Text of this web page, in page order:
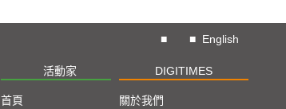
■ ■ English
活動家 DIGITIMES
首頁
關於我們